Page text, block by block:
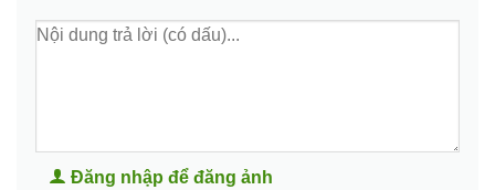
Đăng nhập để đăng ảnh